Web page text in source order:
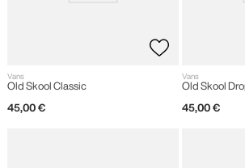
Vans
Old Skool Classic
45 00 €
Vans
Old Skool
45 00 €